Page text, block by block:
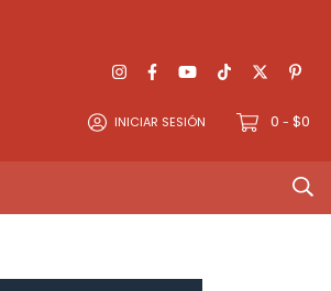
INICIAR SESIÓN 0 - $0